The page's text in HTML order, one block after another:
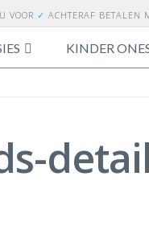
VOOR ✓ACHTERAF BETALEN
KINDER
detail